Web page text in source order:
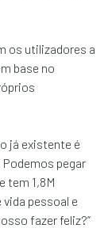
os utilizadores a
base no
já existente é
pegar
tem 1,8M
pessoal e
fazer feliz?”